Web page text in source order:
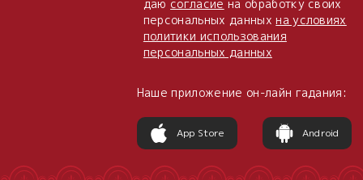
даю согласие на обработку своих
персональных данныхна условиях
политики использования
персональных данных
Наше приложение он-лайн гадания:
App Store Android